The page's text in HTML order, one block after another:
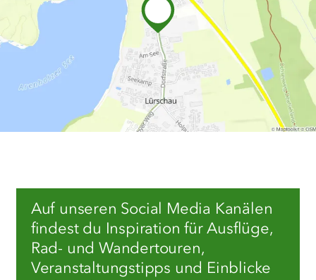
Auf unseren Social Media Kanälen
findest du Inspiration für Ausflüge,
Rad- und Wandertouren,
Veranstaltungstipps und Einblicke